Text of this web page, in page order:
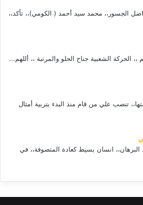
الجسور،، محمد سيد أحمد ( الكومي)،، تأكد،،
،، الحركة الشعبية جناح الحلو والمرتبة ،، أللهم...
تنصب علي من قام منذ البدء بتربية أمثال
البرهان،، انسان بسيط كعادة المتصوفة،، في